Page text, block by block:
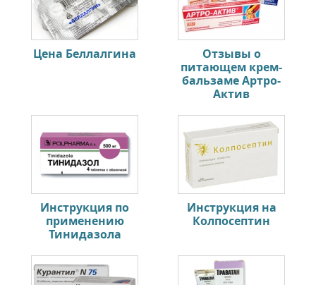
Цена Беллалгина
Отзывы о
питающем крем-
бальзаме Артро-
Актив
Инструкция по
применению
Тинидазола
Инструкция на
Колпосептин